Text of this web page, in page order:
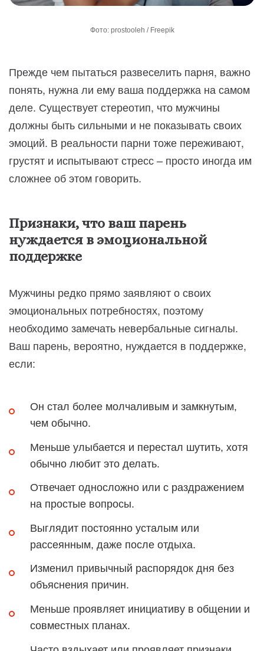
Фото: prostooleh / Freepik
Прежде чем пытаться развеселить парня, важно
понять, нужна ли ему ваша поддержка на самом
деле. Существует стереотип, что мужчины
должны быть сильными и не показывать своих
эмоций. В реальности парни тоже переживают,
грустят и испытывают стресс – просто иногда им
сложнее об этом говорить.
Признаки, что ваш парень
нуждается в эмоциональной
поддержке
Мужчины редко прямо заявляют о своих
эмоциональных потребностях, поэтому
необходимо замечать невербальные сигналы.
Ваш парень, вероятно, нуждается в поддержке,
если:
Он стал более молчаливым и замкнутым,
чем обычно.
Меньше улыбается и перестал шутить, хотя
обычно любит это делать.
Отвечает односложно или с раздражением
на простые вопросы.
Выглядит постоянно усталым или
рассеянным, даже после отдыха.
Изменил привычный распорядок дня без
объяснения причин.
Меньше проявляет инициативу в общении и
совместных планах.